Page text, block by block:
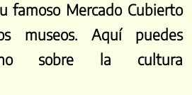
famoso Mercado Cubierto
museos. Aquí puedes
sobre la cultura